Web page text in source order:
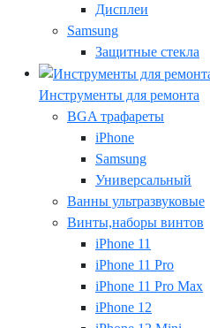
Дисплеи
Samsung
Защитные стекла
Инструменты для ремонта
BGA трафареты
iPhone
Samsung
Универсальный
Ванны ультразвуковые
Винты,наборы винтов
iPhone 11
iPhone 11 Pro
iPhone 11 Pro Max
iPhone 12